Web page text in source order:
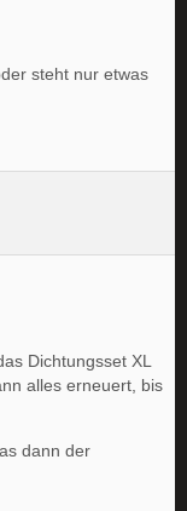
steht nur etwas
Dichtungsset XL
alles erneuert, bis
dann der